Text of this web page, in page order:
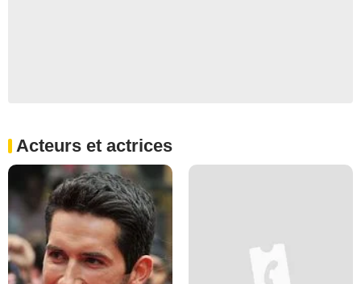
Acteurs et actrices